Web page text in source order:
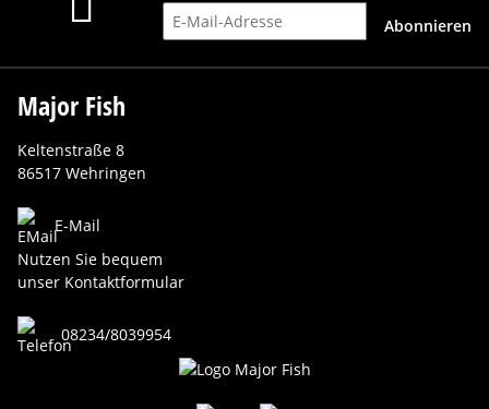
E-Mail-Adresse
Abonnieren
Major Fish
Keltenstraße 8
86517 Wehringen
E-Mail
Nutzen Sie bequem
unser Kontaktformular
08234/8039954